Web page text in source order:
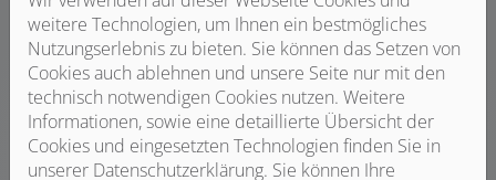
Ein verstopftes Abwasserrohr kann sehr schnell zu
einem großen Problem werden. Wir sind für Sie da!
Harald Mansoat GmbH Sanitär / Heizung ist Ihr
Fachbetrieb für Rohrreinigungen aus Stuttgart.
Schnelle Analyse und Reparatur
weitere Technologien, um Ihnen ein bestmögliches
Nutzungserlebnis zu bieten. Sie können das Setzen von
Cookies auch ablehnen und unsere Seite nur mit den
technisch notwendigen Cookies nutzen. Weitere
Informationen, sowie eine detaillierte Übersicht der
Cookies und eingesetzten Technologien finden Sie in
unserer Datenschutzerklärung. Sie können Ihre